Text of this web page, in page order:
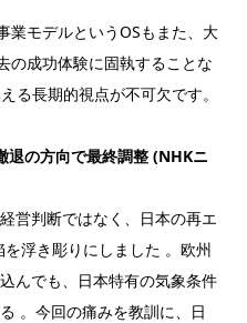
業モデルというOSもまた、大
の成功体験に固執することな
る長期的視点が不可欠です。
退の方向で最終調整 (NHKニ
営判断ではなく、日本の再エ
浮き彫りにしました 。欧州
んでも、日本特有の気象条件
。今回の痛みを教訓に、日